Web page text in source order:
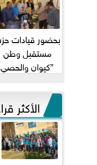
بحضور قيادات
مستقبل وطن
”كيوان والحصي
وعيسي” أمانه
الأكثر